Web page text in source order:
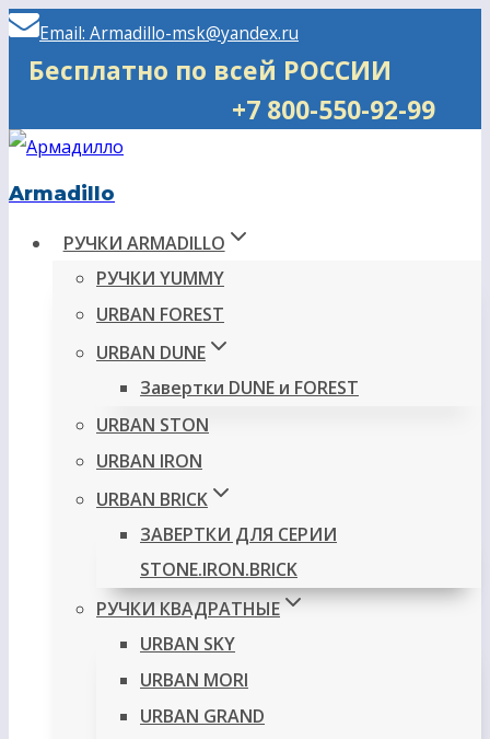
Перейти
Email: Armadillo-msk@yandex.ru
Бесплатно по всей РОССИИ
+7 800-550-92-99
Armadillo
РУЧКИ ARMADILLO
РУЧКИ YUMMY
URBAN FOREST
URBAN DUNE
Завертки DUNE и FOREST
URBAN STON
URBAN IRON
URBAN BRICK
ЗАВЕРТКИ ДЛЯ СЕРИИ
STONE.IRON.BRICK
РУЧКИ КВАДРАТНЫЕ
URBAN SKY
URBAN MORI
URBAN GRAND